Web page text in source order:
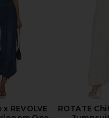
REVOLVE
ROTATE